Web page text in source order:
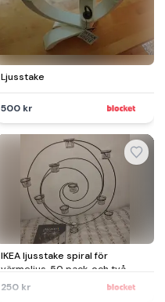
Ljusstake
500 kr
IKEA ljusstake spiral för
värmeljus, 50 pack, och två
extra glashållare
250 kr